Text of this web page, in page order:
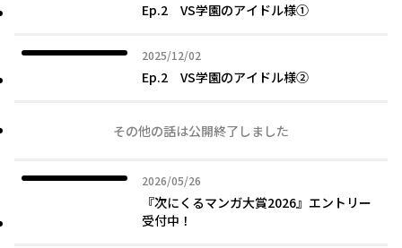
Ep.2 VS学園のアイドル様①
2025/12/02
2025年12月02日
Ep.2 VS学園のアイドル様②
その他の話は公開終了しました
2026/05/26
2026年05月26日
『次にくるマンガ大賞2026』エントリー
受付中！